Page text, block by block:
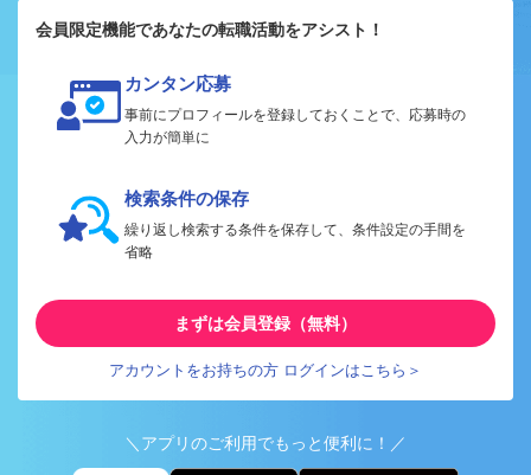
会員限定機能であなたの転職活動をアシスト！
カンタン応募
事前にプロフィールを登録しておくことで、応募時の
入力が簡単に
検索条件の保存
繰り返し検索する条件を保存して、条件設定の手間を
省略
まずは会員登録（無料）
アカウントをお持ちの方 ログインはこちら＞
＼アプリのご利用でもっと便利に！／